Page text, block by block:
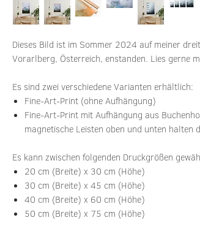
Dieses Bild ist im Sommer 2024 auf meiner
Vorarlberg, Österreich, enstanden. Lies gerne
Es sind zwei verschiedene Varianten erhältlich:
Fine-Art-Print (ohne Aufhängung)
Fine-Art-Print mit Aufhängung aus
magnetische Leisten oben und unten halten
Es kann zwischen folgenden Druckgrößen
20 cm (Breite) x 30 cm (Höhe)
30 cm (Breite) x 45 cm (Höhe)
40 cm (Breite) x 60 cm (Höhe)
50 cm (Breite) x 75 cm (Höhe)